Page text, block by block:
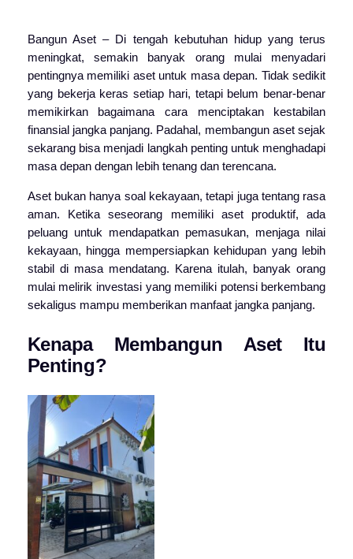
Bangun Aset – Di tengah kebutuhan hidup yang terus
meningkat, semakin banyak orang mulai menyadari
pentingnya memiliki aset untuk masa depan. Tidak sedikit
yang bekerja keras setiap hari, tetapi belum benar-benar
memikirkan bagaimana cara menciptakan kestabilan
finansial jangka panjang. Padahal, membangun aset sejak
sekarang bisa menjadi langkah penting untuk menghadapi
masa depan dengan lebih tenang dan terencana.
Aset bukan hanya soal kekayaan, tetapi juga tentang rasa
aman. Ketika seseorang memiliki aset produktif, ada
peluang untuk mendapatkan pemasukan, menjaga nilai
kekayaan, hingga mempersiapkan kehidupan yang lebih
stabil di masa mendatang. Karena itulah, banyak orang
mulai melirik investasi yang memiliki potensi berkembang
sekaligus mampu memberikan manfaat jangka panjang.
Kenapa Membangun Aset Itu
Penting?